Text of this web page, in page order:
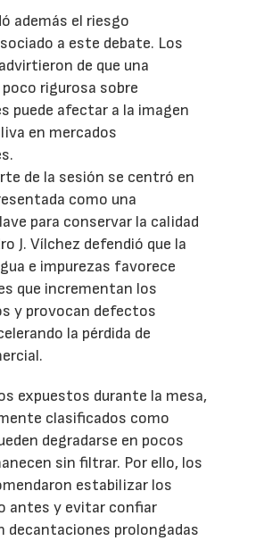
además el riesgo
a este debate. Los
de que una
rigurosa sobre
puede afectar a la imagen
en mercados
de la sesión se centró en
como una
para conservar la calidad
J. Vílchez defendió que la
e impurezas favorece
que incrementan los
y provocan defectos
la pérdida de
expuestos durante la mesa,
clasificados como
degradarse en pocos
sin filtrar. Por ello, los
estabilizar los
antes y evitar confiar
decantaciones prolongadas